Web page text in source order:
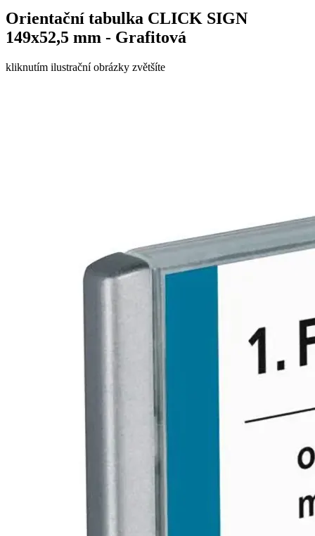
Orientační tabulka CLICK SIGN
149x52,5 mm - Grafitová
kliknutím ilustrační obrázky zvětšíte